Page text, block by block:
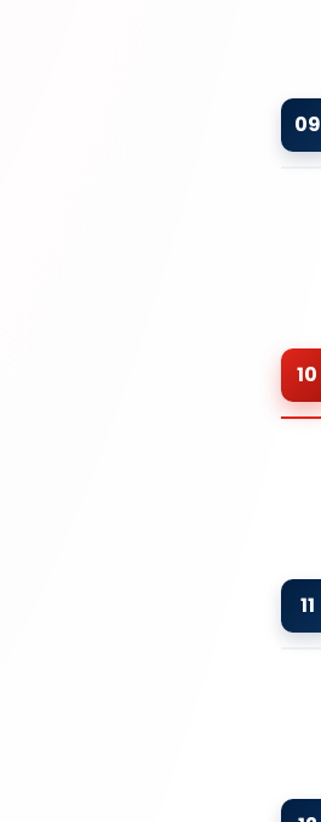
09
10
11